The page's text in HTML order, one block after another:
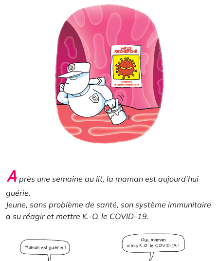
A près une semaine au lit, la maman est aujourd'hui
guérie.
Jeune, sans problème de santé, son système immunitaire
a su réagir et mettre K.-O. le COVID-19.